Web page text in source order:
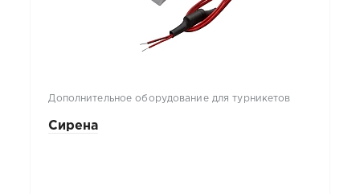
Дополнительное оборудование для турникетов
Сирена